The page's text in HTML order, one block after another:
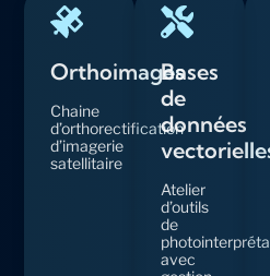
Orthoimages
Chaine
d’orthorectification
d’imagerie
satellitaire
Bases
de
données
Atelier
d’outils
de
avec